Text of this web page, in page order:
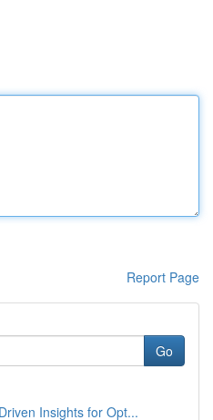
Report Page
Go
Insights for Opt...